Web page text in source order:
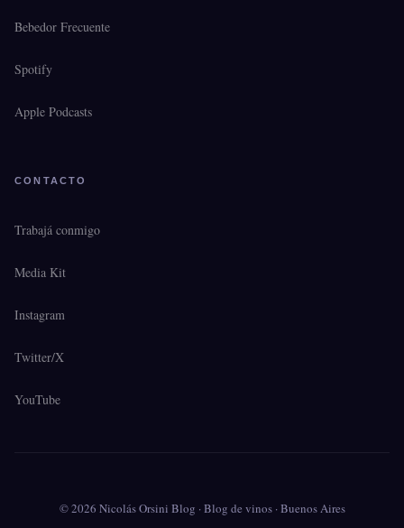
Bebedor Frecuente
Spotify
Apple Podcasts
CONTACTO
Trabajá conmigo
Media Kit
Instagram
Twitter/X
YouTube
© 2026 Nicolás Orsini Blog · Blog de vinos · Buenos Aires